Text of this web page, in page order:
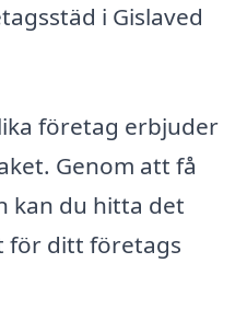
i Gislaved
företag erbjuder
Genom att få
kan du hitta det
för ditt företags